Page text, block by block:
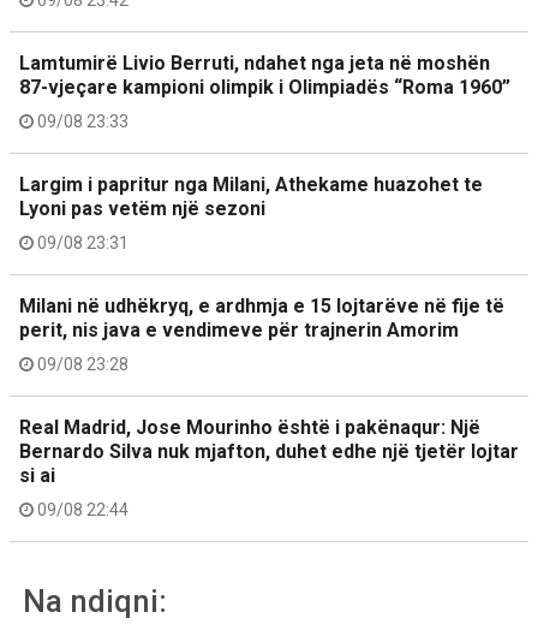
Lamtumirë Livio Berruti, ndahet nga jeta në moshën
87-vjeçare kampioni olimpik i Olimpiadës “Roma 1960”
09/08 23:33
Largim i papritur nga Milani, Athekame huazohet te
Lyoni pas vetëm një sezoni
09/08 23:31
Milani në udhëkryq, e ardhmja e 15 lojtarëve në fije të
perit, nis java e vendimeve për trajnerin Amorim
09/08 23:28
Real Madrid, Jose Mourinho është i pakënaqur: Një
Bernardo Silva nuk mjafton, duhet edhe një tjetër lojtar
si ai
09/08 22:44
Na ndiqni: